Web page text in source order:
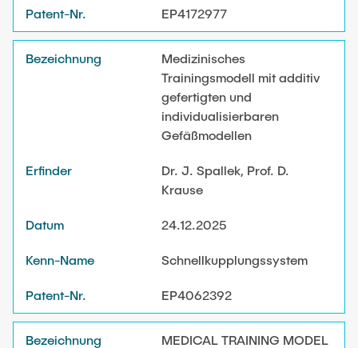
Externe Dozenten
Maschinenelemente-Demonstrationspool
Virtueller Demonstrationspool
Virtueller Fluidtechnik-Demonstrationspool
Kenn-Name (Z-A)
Patent-Nr. (A-Z)
EP4172977
Medizinisches
Trainingsmodell mit additiv
gefertigten und
individualisierbaren
Gefäßmodellen
Dr. J. Spallek, Prof. D.
Krause
24.12.2025
Schnellkupplungssystem
EP4062392
MEDICAL TRAINING MODEL